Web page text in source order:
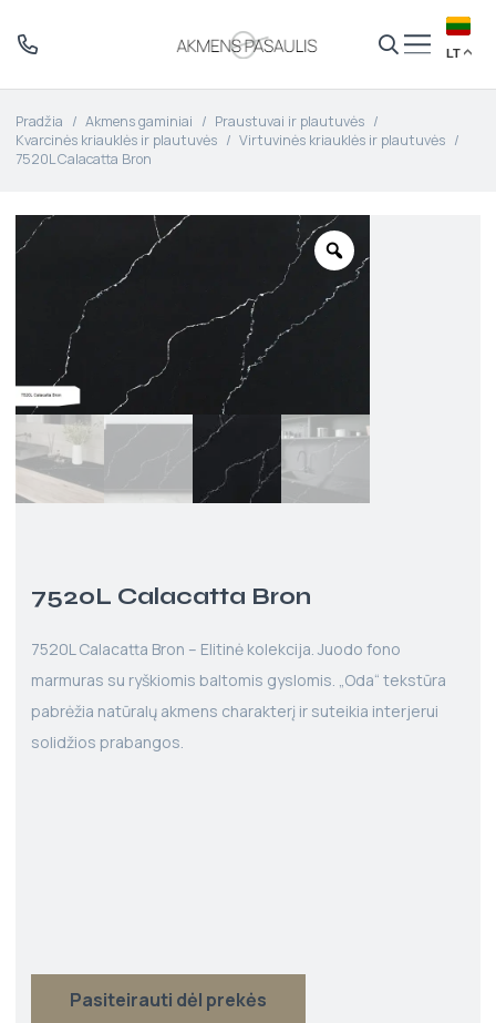
LT
Pradžia / Akmens gaminiai / Praustuvai ir plautuvės /
Kvarcinės kriauklės ir plautuvės / Virtuvinės kriauklės ir plautuvės /
7520L Calacatta Bron
7520L Calacatta Bron
7520L Calacatta Bron – Elitinė kolekcija. Juodo fono
marmuras su ryškiomis baltomis gyslomis. „Oda“ tekstūra
pabrėžia natūralų akmens charakterį ir suteikia interjerui
solidžios prabangos.
Pasiteirauti dėl prekės